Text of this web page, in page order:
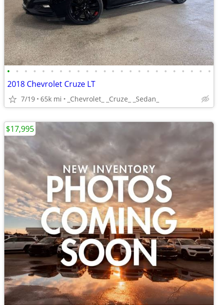
• • • • • • • • • • • • • • • • • • • • • • • •
2018 Chevrolet Cruze LT
7/19 65k mi _Chevrolet_ _Cruze_ _Sedan_
$17,995